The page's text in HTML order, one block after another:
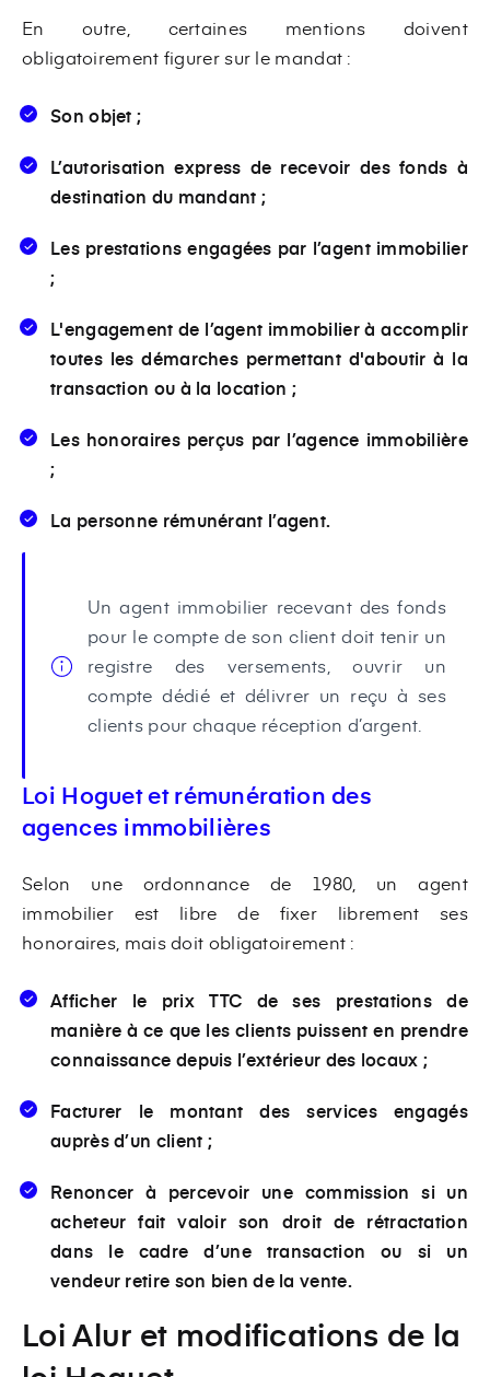
En outre, certaines mentions doivent
obligatoirement figurer sur le mandat :
Son objet ;
L’autorisation express de recevoir des fonds à
destination du mandant ;
Les prestations engagées par l’agent immobilier
;
L'engagement de l’agent immobilier à accomplir
toutes les démarches permettant d'aboutir à la
transaction ou à la location ;
Les honoraires perçus par l’agence immobilière
;
La personne rémunérant l’agent.
Un agent immobilier recevant des fonds
pour le compte de son client doit tenir un
registre des versements, ouvrir un
compte dédié et délivrer un reçu à ses
clients pour chaque réception d’argent.
Loi Hoguet et rémunération des
agences immobilières
Selon une ordonnance de 1980, un agent
immobilier est libre de fixer librement ses
honoraires, mais doit obligatoirement :
Afficher le prix TTC de ses prestations de
manière à ce que les clients puissent en prendre
connaissance depuis l’extérieur des locaux ;
Facturer le montant des services engagés
auprès d’un client ;
Renoncer à percevoir une commission si un
acheteur fait valoir son droit de rétractation
dans le cadre d’une transaction ou si un
vendeur retire son bien de la vente.
Loi Alur et modifications de la